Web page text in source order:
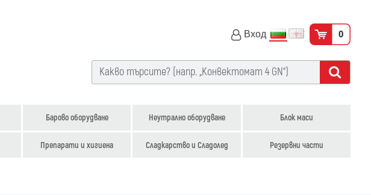
Вход 0
Барово оборудване Неутрално оборудване Блок маси
Препарати и хигиена Сладкарство и Сладолед Резервни части